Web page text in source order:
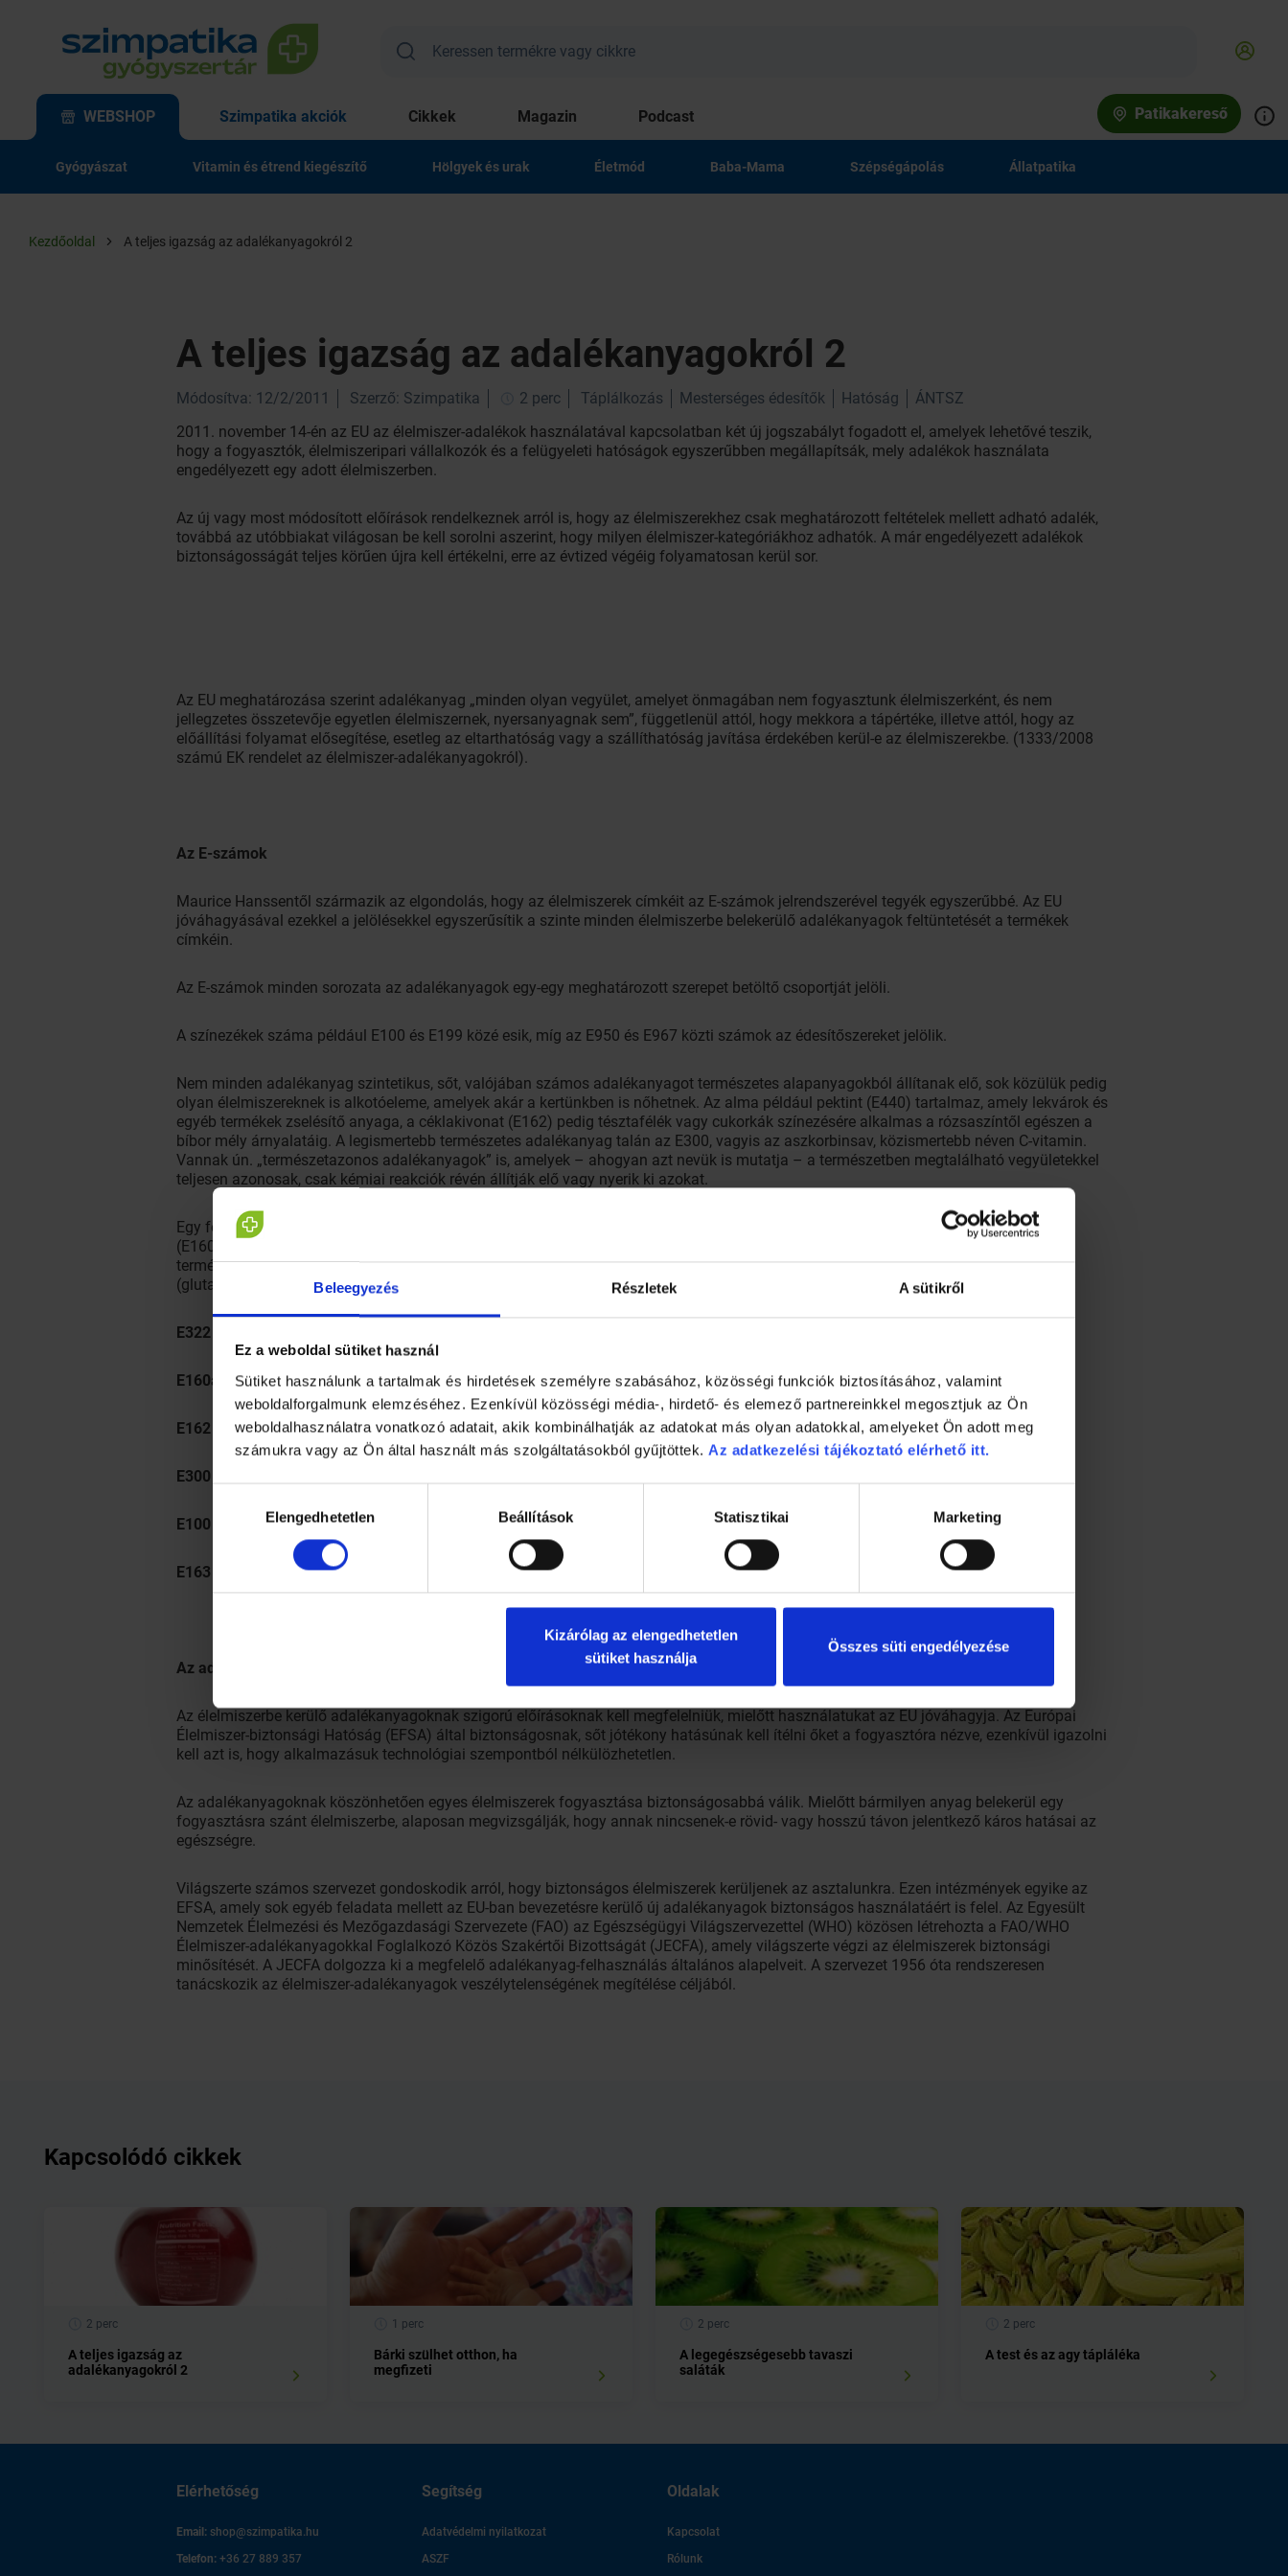
Beleegyezés Részletek A sütikről
Ez a weboldal sütiket használ
Sütiket használunk a tartalmak és hirdetések személyre szabásához, közösségi funkciók biztosításához, valamint
weboldalforgalmunk elemzéséhez. Ezenkívül közösségi média-, hirdető- és elemező partnereinkkel megosztjuk az Ön
weboldalhasználatra vonatkozó adatait, akik kombinálhatják az adatokat más olyan adatokkal, amelyeket Ön adott meg
számukra vagy az Ön által használt más szolgáltatásokból gyűjtöttek. Az adatkezelési tájékoztató elérhető itt.
kiválasztásaElengedhetetlen Beállítások Statisztikai Marketing
Kizárólag az elengedhetetlen
sütiket használja
Összes süti engedélyezése
WEBSHOP Szimpatika akciók Cikkek Magazin Podcast Patikakereső
Gyógyászat Vitamin és étrend kiegészítő Hölgyek és urak Életmód Baba-Mama Szépségápolás Állatpatika
Kezdőoldal A teljes igazság az adalékanyagokról 2
A teljes igazság az adalékanyagokról 2
Módosítva: 12/2/2011 Szerző: Szimpatika 2 perc Táplálkozás Mesterséges édesítők Hatóság
ÁNTSZ
2011. november 14-én az EU az élelmiszer-adalékok használatával kapcsolatban két új jogszabályt fogadott el, amelyek lehetővé teszik,
hogy a fogyasztók, élelmiszeripari vállalkozók és a felügyeleti hatóságok egyszerűbben megállapítsák, mely adalékok használata
engedélyezett egy adott élelmiszerben.
Az új vagy most módosított előírások rendelkeznek arról is, hogy az élelmiszerekhez csak meghatározott feltételek mellett adható adalék,
továbbá az utóbbiakat világosan be kell sorolni aszerint, hogy milyen élelmiszer-kategóriákhoz adhatók. A már engedélyezett adalékok
biztonságosságát teljes körűen újra kell értékelni, erre az évtized végéig folyamatosan kerül sor.
Az EU meghatározása szerint adalékanyag „minden olyan vegyület, amelyet önmagában nem fogyasztunk élelmiszerként, és nem
jellegzetes összetevője egyetlen élelmiszernek, nyersanyagnak sem”, függetlenül attól, hogy mekkora a tápértéke, illetve attól, hogy az
előállítási folyamat elősegítése, esetleg az eltarthatóság vagy a szállíthatóság javítása érdekében kerül-e az élelmiszerekbe. (1333/2008
számú EK rendelet az élelmiszer-adalékanyagokról).
Az E-számok
Maurice Hanssentől származik az elgondolás, hogy az élelmiszerek címkéit az E-számok jelrendszerével tegyék egyszerűbbé. Az EU
jóváhagyásával ezekkel a jelölésekkel egyszerűsítik a szinte minden élelmiszerbe belekerülő adalékanyagok feltüntetését a termékek
címkéin.
Az E-számok minden sorozata az adalékanyagok egy-egy meghatározott szerepet betöltő csoportját jelöli.
A színezékek száma például E100 és E199 közé esik, míg az E950 és E967 közti számok az édesítőszereket jelölik.
Nem minden adalékanyag szintetikus, sőt, valójában számos adalékanyagot természetes alapanyagokból állítanak elő, sok közülük pedig
olyan élelmiszereknek is alkotóeleme, amelyek akár a kertünkben is nőhetnek. Az alma például pektint (E440) tartalmaz, amely lekvárok és
egyéb termékek zselésítő anyaga, a céklakivonat (E162) pedig tésztafélék vagy cukorkák színezésére alkalmas a rózsaszíntől egészen a
bíbor mély árnyalatáig. A legismertebb természetes adalékanyag talán az E300, vagyis az aszkorbinsav, közismertebb néven C-vitamin.
Vannak ún. „természetazonos adalékanyagok” is, amelyek – ahogyan azt nevük is mutatja – a természetben megtalálható vegyületekkel
teljesen azonosak, csak kémiai reakciók révén állítják elő vagy nyerik ki azokat.
Egy feldolgozatlan, frissen szüretelt paradicsom tartalmaz természetes színező anyagokat – karotinoidokat
(E160ai), likopint (E160d), laktoflavint, Riboflavint (E101), természetes antioxidánsokat – aszkorbinsavt (E300) és
természetes savanyítószereket – almasavat (E296), citromsavat (E330), vizet, cukrot, cellulózt, glutaminsavat
(glutamát), pektint, természetes ízanyagokat.
E322 (Lecitin)
E160ai (Karotinoidok): természetes forrásai a sárgarépa illetve egyéb sárga/narancssárga színű gyümölcsök és zöldségfélék.
E162 (Betanin): legismertebb forrása a cékla.
E300 (Aszkorbinsav)
E100 (Kurkuma (sárga gyömbérgyökér)) : a gyömbérfélék családjába tartozó, Dél-Ázsiában őshonos gumós növény.
E163 (Antociánok): különféle piros színű gyümölcsök (bogyósok) és zöldségek tartalmazzák.
Az adalékanyagok biztonságosságának ellenőrzése
Az élelmiszerbe kerülő adalékanyagoknak szigorú előírásoknak kell megfelelniük, mielőtt használatukat az EU jóváhagyja. Az Európai
Élelmiszer-biztonsági Hatóság (EFSA) által biztonságosnak, sőt jótékony hatásúnak kell ítélni őket a fogyasztóra nézve, ezenkívül igazolni
kell azt is, hogy alkalmazásuk technológiai szempontból nélkülözhetetlen.
Az adalékanyagoknak köszönhetően egyes élelmiszerek fogyasztása biztonságosabbá válik. Mielőtt bármilyen anyag belekerül egy
fogyasztásra szánt élelmiszerbe, alaposan megvizsgálják, hogy annak nincsenek-e rövid- vagy hosszú távon jelentkező káros hatásai az
egészségre.
Világszerte számos szervezet gondoskodik arról, hogy biztonságos élelmiszerek kerüljenek az asztalunkra. Ezen intézmények egyike az
EFSA, amely sok egyéb feladata mellett az EU-ban bevezetésre kerülő új adalékanyagok biztonságos használatáért is felel. Az Egyesült
Nemzetek Élelmezési és Mezőgazdasági Szervezete (FAO) az Egészségügyi Világszervezettel (WHO) közösen létrehozta a FAO/WHO
Élelmiszer-adalékanyagokkal Foglalkozó Közös Szakértői Bizottságát (JECFA), amely világszerte végzi az élelmiszerek biztonsági
minősítését. A JECFA dolgozza ki a megfelelő adalékanyag-felhasználás általános alapelveit. A szervezet 1956 óta rendszeresen
tanácskozik az élelmiszer-adalékanyagok veszélytelenségének megítélése céljából.
Kapcsolódó cikkek
2 perc
A teljes igazság az
adalékanyagokról 2
1 perc
Bárki szülhet otthon, ha
megfizeti
2 perc
A legegészségesebb tavaszi
saláták
2 perc
A test és az agy tápláléka
Elérhetőség
Email: shop@szimpatika.hu
Telefon: +36 27 889 357
Segítség
Adatvédelmi nyilatkozat
ASZF
Oldalak
Kapcsolat
Rólunk